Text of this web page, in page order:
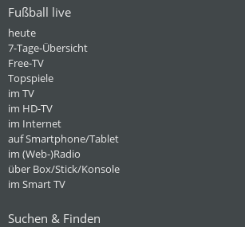
Fußball live
heute
7-Tage-Übersicht
Free-TV
Topspiele
im TV
im HD-TV
im Internet
auf Smartphone/Tablet
im (Web-)Radio
über Box/Stick/Konsole
im Smart TV
Suchen & Finden